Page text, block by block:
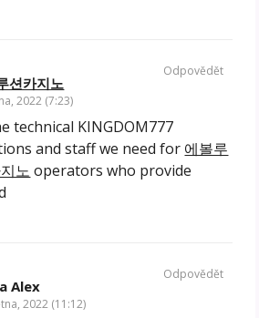
션카지노
2022 (7:23)
technical KINGDOM777
and staff we need for 에볼루
노 operators who provide
Odpovědět
Alex
2022 (11:12)
Odpovědět